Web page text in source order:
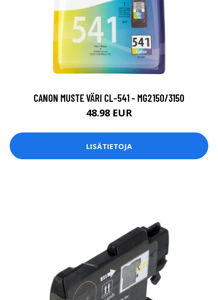
CANON MUSTE VÄRI CL-541 - MG2150/3150
48.98 EUR
LISÄTIETOJA